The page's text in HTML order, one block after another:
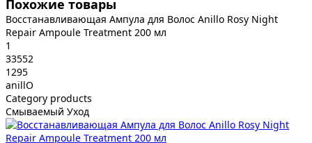
Похожие товары
Восстанавливающая Ампула для Волос Anillo Rosy Night
Repair Ampoule Treatment 200 мл
1
33552
1295
anillO
Category products
Смываемый Уход